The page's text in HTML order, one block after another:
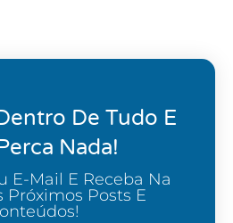
De Tudo E
Nada!
E-Mail E Receba Na
Próximos Posts E